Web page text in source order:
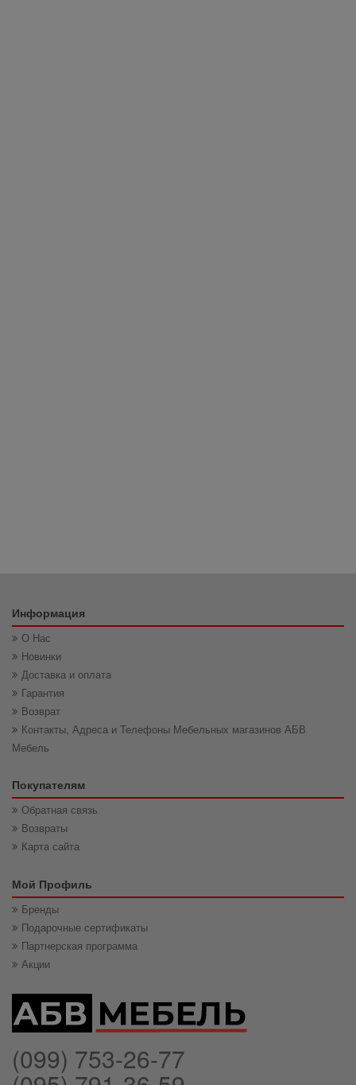
Информация
О Нас
Новинки
Доставка и оплата
Гарантия
Возврат
Контакты, Адреса и Телефоны Мебельных магазинов АБВ
Мебель
Покупателям
Обратная связь
Возвраты
Карта сайта
Мой Профиль
Бренды
Подарочные сертификаты
Партнерская программа
Акции
(099) 753-26-77